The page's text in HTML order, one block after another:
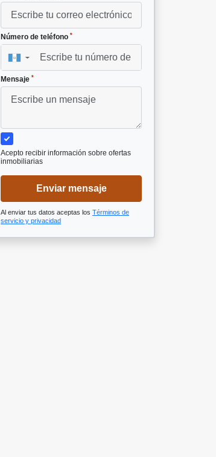
Número de teléfono *
▼
Mensaje *
Acepto recibir información sobre ofertas
inmobiliarias
Enviar mensaje
Al enviar tus datos aceptas los Términos de
servicio y privacidad